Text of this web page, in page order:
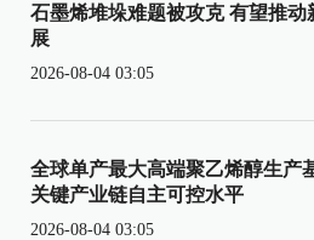
石墨烯堆垛难题被攻克 有望推
展
2026-08-04 03:05
全球单产最大高端聚乙烯醇生产
关键产业链自主可控水平
2026-08-04 03:05